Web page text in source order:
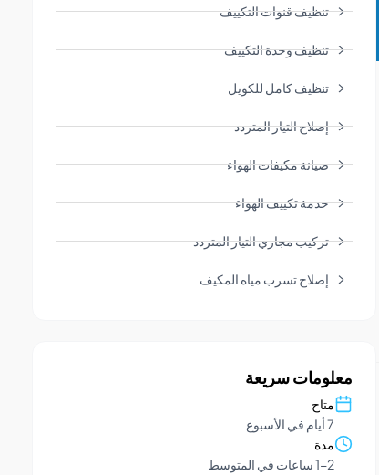
تنظيف قنوات التكييف
تنظيف وحدة التكييف
تنظيف كامل للكويل
إصلاح التيار المتردد
صيانة مكيفات الهواء
خدمة تكييف الهواء
تركيب مجاري التيار المتردد
إصلاح تسرب مياه المكيف
معلومات سريعة
متاح
7 أيام في الأسبوع
مدة
1-2 ساعات في المتوسط